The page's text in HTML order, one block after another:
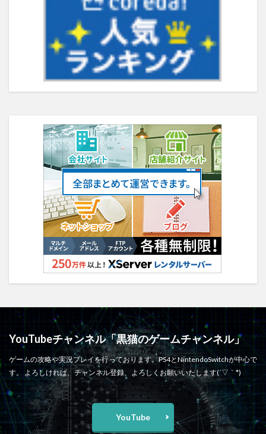
YouTubeチャンネル「黒猫のゲームチャンネル」
ゲームの攻略や実況プレイを行っております。PS4とNintendoSwitchが中心で
す。 よろしければ、チャンネル登録、よろしくお願いいたします(´▽｀*)
YouTube